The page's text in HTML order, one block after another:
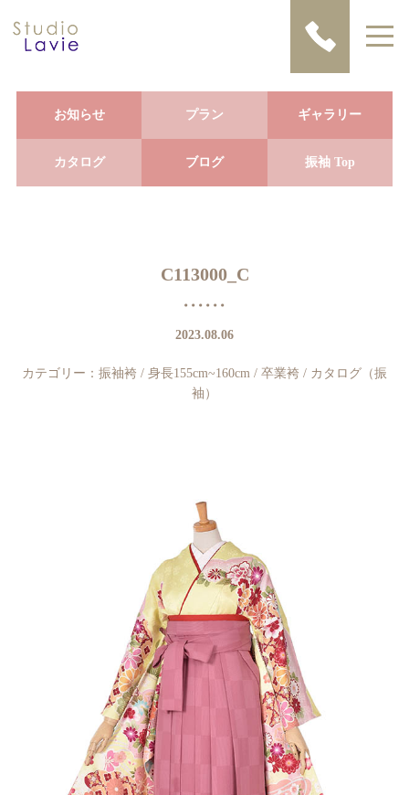
お知らせ プラン ギャラリー
カタログ ブログ 振袖 Top
C113000_C
2023.08.06
カテゴリー： 振袖袴 / 身長155cm~160cm / 卒業袴 / カタログ（振
袖）